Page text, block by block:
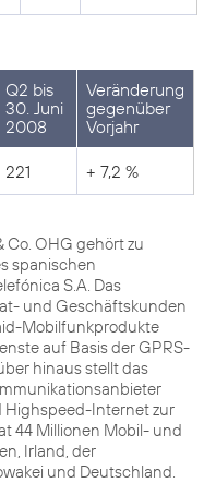
Q2 bis
30. Juni
2008
Veränderung
gegenüber
Vorjahr
221 + 7,2 %
Co. OHG gehört zu
spanischen
S.A. Das
und Geschäftskunden
Mobilfunkprodukte
auf Basis der GPRS-
hinaus stellt das
Highspeed-Internet zur
44 Millionen Mobil- und
Irland, der
und Deutschland.